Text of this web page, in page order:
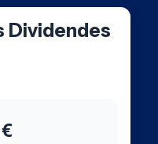
Dividendes